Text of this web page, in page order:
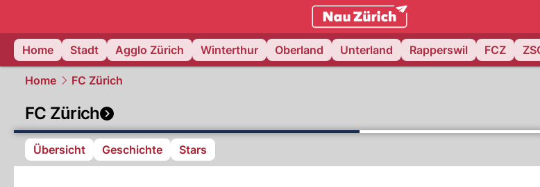
zurich.NAU.ch
Home
Stadt Agglo Zürich Winterthur Oberland Unterland Rapperswil FCZ
Home FC Zürich
FC Zürich
Übersicht Geschichte Stars